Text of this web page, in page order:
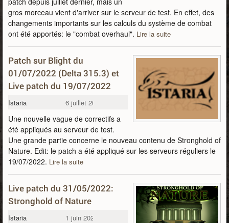
gros morceau vient d'arriver sur le serveur de test. En effet, des
changements importants sur les calculs du système de combat
ont été apportés: le "combat overhaul". Lire la suite
Patch sur Blight du
01/07/2022 (Delta 315.3) et
Live patch du 19/07/2022
Istaria 6 juillet 2022
Une nouvelle vague de correctifs a
été appliqués au serveur de test.
Une grande partie concerne le nouveau contenu de Stronghold of
Nature. Edit: le patch a été appliqué sur les serveurs réguliers le
19/07/2022. Lire la suite
Live patch du 31/05/2022:
Stronghold of Nature
Istaria 1 juin 2022